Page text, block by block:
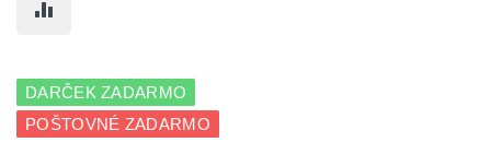
DARČEK ZADARMO
POŠTOVNÉ ZADARMO